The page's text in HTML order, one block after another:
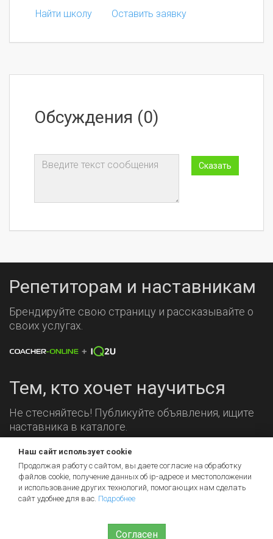
Найти школу Оставить заявку
Обсуждения (0)
Репетиторам и наставникам
Брендируйте свою страницу и рассказывайте о
своих услугах.
Тем, кто хочет научиться
Не стесняйтесь! Публикуйте объявления, ищите
наставника в каталоге.
Мы на связи!
Наш сайт использует cookie
Продолжая работу с сайтом, вы даете согласие на обработку
файлов cookie, получение данных об ip-адресе и местоположении
и использование других технологий, помогающих нам сделать
сайт удобнее для вас. Подробнее
Согласен